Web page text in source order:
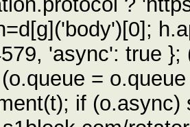
'async': true
=
if